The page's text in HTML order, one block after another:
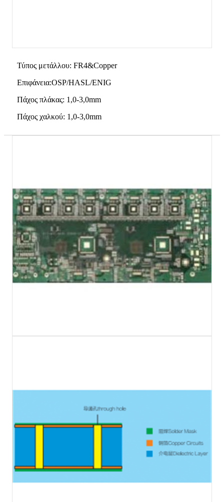
Τύπος μετάλλου: FR4&Copper
Επιφάνεια:OSP/HASL/ENIG
Πάχος πλάκας: 1,0-3,0mm
Πάχος χαλκού: 1,0-3,0mm